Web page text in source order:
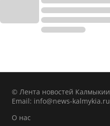
© Лента новостей Калмыкии
Email: info@news-kalmykia.ru
О нас